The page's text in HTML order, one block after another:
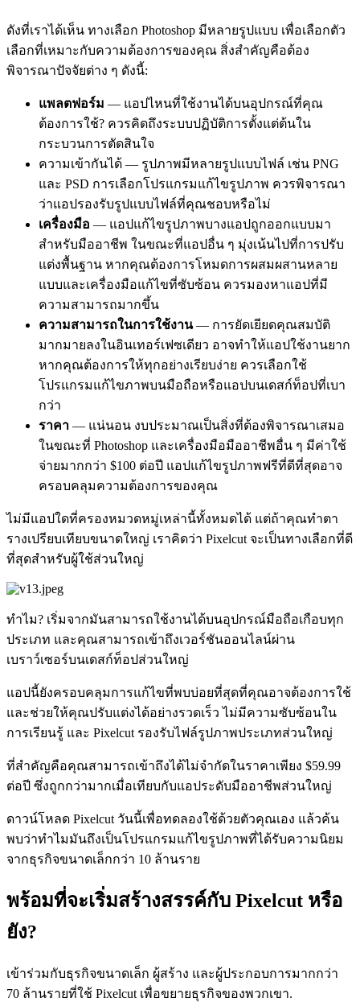
ดังที่เราได้เห็น ทางเลือก Photoshop มีหลายรูปแบบ เพื่อเลือกตัว
เลือกที่เหมาะกับความต้องการของคุณ สิ่งสำคัญคือต้อง
พิจารณาปัจจัยต่าง ๆ ดังนี้:
แพลตฟอร์ม — แอปไหนที่ใช้งานได้บนอุปกรณ์ที่คุณ
ต้องการใช้? ควรคิดถึงระบบปฏิบัติการตั้งแต่ต้นใน
กระบวนการตัดสินใจ
ความเข้ากันได้ — รูปภาพมีหลายรูปแบบไฟล์ เช่น PNG
และ PSD การเลือกโปรแกรมแก้ไขรูปภาพ ควรพิจารณา
ว่าแอปรองรับรูปแบบไฟล์ที่คุณชอบหรือไม่
เครื่องมือ — แอปแก้ไขรูปภาพบางแอปถูกออกแบบมา
สำหรับมืออาชีพ ในขณะที่แอปอื่น ๆ มุ่งเน้นไปที่การปรับ
แต่งพื้นฐาน หากคุณต้องการโหมดการผสมผสานหลาย
แบบและเครื่องมือแก้ไขที่ซับซ้อน ควรมองหาแอปที่มี
ความสามารถมากขึ้น
ความสามารถในการใช้งาน— การยัดเยียดคุณสมบัติ
มากมายลงในอินเทอร์เฟซเดียว อาจทำให้แอปใช้งานยาก
หากคุณต้องการให้ทุกอย่างเรียบง่าย ควรเลือกใช้
โปรแกรมแก้ไขภาพบนมือถือหรือแอปบนเดสก์ท็อปที่เบา
กว่า
ราคา — แน่นอน งบประมาณเป็นสิ่งที่ต้องพิจารณาเสมอ
ในขณะที่ Photoshop และเครื่องมือมืออาชีพอื่น ๆ มีค่าใช้
จ่ายมากกว่า $100 ต่อปี แอปแก้ไขรูปภาพฟรีที่ดีที่สุดอาจ
ครอบคลุมความต้องการของคุณ
ไม่มีแอปใดที่ครองหมวดหมู่เหล่านี้ทั้งหมดได้ แต่ถ้าคุณทำตา
รางเปรียบเทียบขนาดใหญ่ เราคิดว่า Pixelcut จะเป็นทางเลือกที่ดี
ที่สุดสำหรับผู้ใช้ส่วนใหญ่
ทำไม? เริ่มจากมันสามารถใช้งานได้บนอุปกรณ์มือถือเกือบทุก
ประเภท และคุณสามารถเข้าถึงเวอร์ชันออนไลน์ผ่าน
เบราว์เซอร์บนเดสก์ท็อปส่วนใหญ่
แอปนี้ยังครอบคลุมการแก้ไขที่พบบ่อยที่สุดที่คุณอาจต้องการใช้
และช่วยให้คุณปรับแต่งได้อย่างรวดเร็ว ไม่มีความซับซ้อนใน
การเรียนรู้ และ Pixelcut รองรับไฟล์รูปภาพประเภทส่วนใหญ่
ที่สำคัญคือคุณสามารถเข้าถึงได้ไม่จำกัดในราคาเพียง $59.99
ต่อปี ซึ่งถูกกว่ามากเมื่อเทียบกับแอประดับมืออาชีพส่วนใหญ่
ดาวน์โหลด Pixelcut วันนี้เพื่อทดลองใช้ด้วยตัวคุณเอง แล้วค้น
พบว่าทำไมมันถึงเป็นโปรแกรมแก้ไขรูปภาพที่ได้รับความนิยม
จากธุรกิจขนาดเล็กกว่า 10 ล้านราย
พร้อมที่จะเริ่มสร้างสรรค์กับ Pixelcut หรือ
ยัง?
เข้าร่วมกับธุรกิจขนาดเล็ก ผู้สร้าง และผู้ประกอบการมากกว่า
70 ล้านรายที่ใช้ Pixelcut เพื่อขยายธุรกิจของพวกเขา.